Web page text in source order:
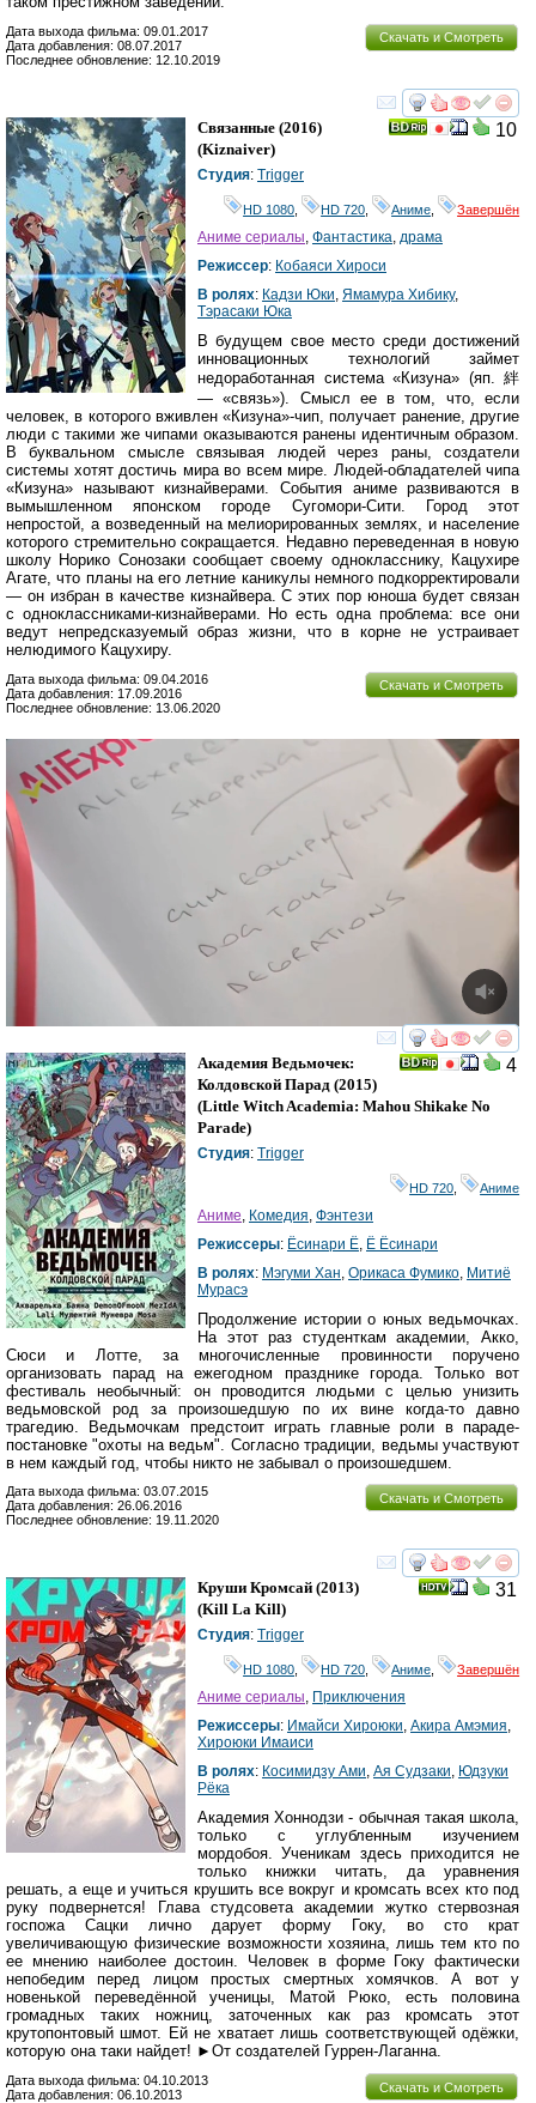
Скачать и Смотреть
Дата выхода фильма: 09.01.2017
Дата добавления: 08.07.2017
Последнее обновление: 12.10.2019
смотреть
10
Связанные (2016)
(Kiznaiver)
Студия: Trigger
HD 1080 HD 720 Аниме Завершён
Аниме сериалы, Фантастика, драма
Режиссер: Кобаяси Хироси
В ролях: Кадзи Юки, Ямамура Хибику,
Тэрасаки Юка
В будущем свое место среди достижений
инновационных технологий займет
недоработанная система «Кизуна» (яп. 絆
— «связь»). Смысл ее в том, что, если
человек, в которого вживлен «Кизуна»-чип, получает ранение, другие
люди с такими же чипами оказываются ранены идентичным образом.
В буквальном смысле связывая людей через раны, создатели
системы хотят достичь мира во всем мире. Людей-обладателей чипа
«Кизуна» называют кизнайверами. События аниме развиваются в
вымышленном японском городе Сугомори-Сити. Город этот
непростой, а возведенный на мелиорированных землях, и население
которого стремительно сокращается. Недавно переведенная в новую
школу Норико Сонозаки сообщает своему однокласснику, Кацухире
Агате, что планы на его летние каникулы немного подкорректировали
— он избран в качестве кизнайвера. С этих пор юноша будет связан
с одноклассниками-кизнайверами. Но есть одна проблема: все они
ведут непредсказуемый образ жизни, что в корне не устраивает
нелюдимого Кацухиру.
Скачать и Смотреть
Дата выхода фильма: 09.04.2016
Дата добавления: 17.09.2016
Последнее обновление: 13.06.2020
смотреть
4
Академия Ведьмочек:
Колдовской Парад (2015)
(Little Witch Academia: Mahou Shikake No
Parade)
Студия: Trigger
HD 720 Аниме
Аниме Комедия Фэнтези
Режиссеры: Ёсинари Ё Ё Ёсинари
В ролях: Мэгуми Хан Орикаса Фумико Митиё
Мурасэ
Продолжение истории о юных ведьмочках.
На этот раз студенткам академии, Акко,
Сюси и Лотте, за многочисленные провинности поручено
организовать парад на ежегодном празднике города. Только вот
фестиваль необычный: он проводится людьми с целью унизить
ведьмовской род за произошедшую по их вине когда-то давно
трагедию. Ведьмочкам предстоит играть главные роли в параде-
постановке "охоты на ведьм". Согласно традиции, ведьмы участвуют
в нем каждый год, чтобы никто не забывал о произошедшем.
Скачать и Смотреть
Дата выхода фильма: 03.07.2015
Дата добавления: 26.06.2016
Последнее обновление: 19.11.2020
смотреть
31
Круши Кромсай (2013)
(Kill La Kill)
Студия: Trigger
HD 1080, HD 720, Аниме, Завершён
Аниме сериалы, Приключения
Режиссеры: Имайси Хироюки, Акира Амэмия,
Хироюки Имаиси
В ролях: Косимидзу Ами, Ая Судзаки, Юдзуки
Рёка
Академия Хоннодзи - обычная такая школа,
только с углубленным изучением
мордобоя. Ученикам здесь приходится не
только книжки читать, да уравнения
решать, а еще и учиться крушить все вокруг и кромсать всех кто под
руку подвернется! Глава студсовета академии жутко стервозная
госпожа Сацки лично дарует форму Гоку, во сто крат
увеличивающую физические возможности хозяина, лишь тем кто по
ее мнению наиболее достоин. Человек в форме Гоку фактически
непобедим перед лицом простых смертных хомячков. А вот у
новенькой переведённой ученицы, Матой Рюко, есть половина
громадных таких ножниц, заточенных как раз кромсать этот
крутопонтовый шмот. Ей не хватает лишь соответствующей одёжки,
которую она таки найдет! ►От создателей Гуррен-Лаганна.
Скачать и Смотреть
Дата выхода фильма: 04.10.2013
Дата добавления: 06.10.2013